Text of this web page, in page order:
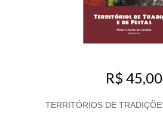
R$ 45,00
TERRITÓRIOS DE